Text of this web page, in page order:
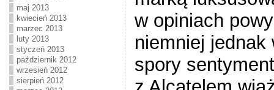
maj 2013
kwiecień 2013
marzec 2013
luty 2013
styczeń 2013
październik 2012
wrzesień 2012
sierpień 2012
w opiniach
niemniej
spory